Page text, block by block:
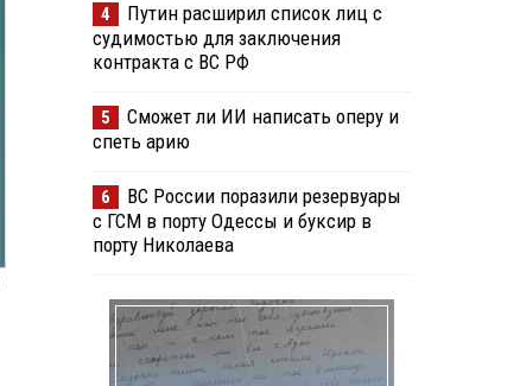
4
Путин расширил список лиц с
судимостью для заключения
контракта с ВС РФ
5
Сможет ли ИИ написать оперу и
спеть арию
6
ВС России поразили резервуары
с ГСМ в порту Одессы и буксир в
порту Николаева